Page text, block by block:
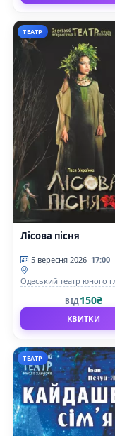
ТЕАТР
Лісова пісня
5 вересня 2026 17:00
Одеський театр юного
ВІД150₴
КВИТКИ
ТЕАТР